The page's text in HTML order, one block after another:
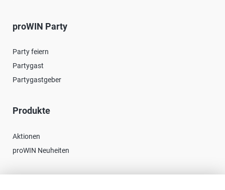
proWIN Party
Party feiern
Partygast
Partygastgeber
Produkte
Aktionen
proWIN Neuheiten